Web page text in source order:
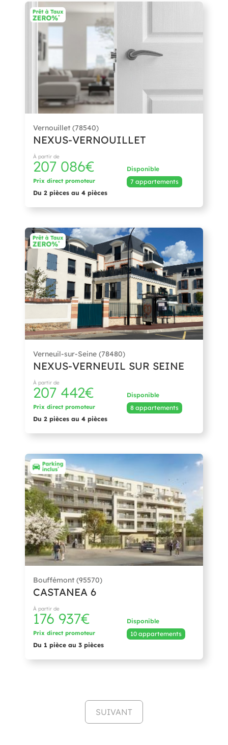
Vernouillet (78540)
NEXUS-VERNOUILLET
À partir de
207 086€
Prix direct promoteur
Du 2 pièces au 4 pièces
Disponible
7 appartements
Verneuil-sur-Seine (78480)
NEXUS-VERNEUIL SUR SEINE
À partir de
207 442€
Prix direct promoteur
Du 2 pièces au 4 pièces
Disponible
8 appartements
Bouffémont (95570)
CASTANEA 6
À partir de
176 937€
Prix direct promoteur
Du 1 pièce au 3 pièces
Disponible
10 appartements
SUIVANT